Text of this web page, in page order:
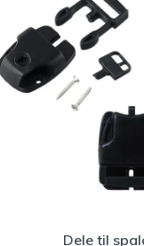
Dele til